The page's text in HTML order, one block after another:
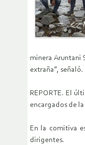
minera Aruntani
extraña”, señaló.
REPORTE. El
encargados de
En la comitiva
dirigentes.